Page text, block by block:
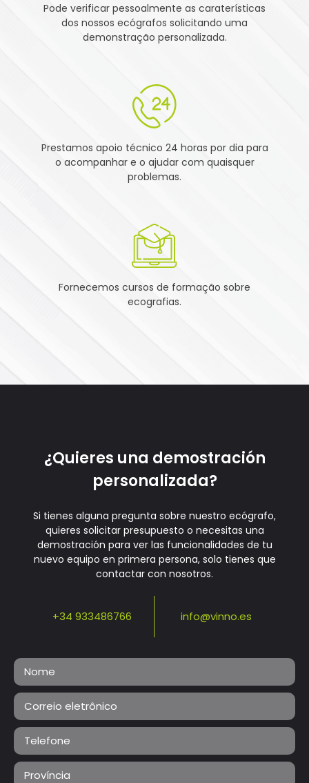
Pode verificar pessoalmente as caraterísticas
dos nossos ecógrafos solicitando uma
demonstração personalizada.
Prestamos apoio técnico 24 horas por dia para
o acompanhar e o ajudar com quaisquer
problemas.
Fornecemos cursos de formação sobre
ecografias.
¿Quieres una demostración
personalizada?
Si tienes alguna pregunta sobre nuestro ecógrafo,
quieres solicitar presupuesto o necesitas una
demostración para ver las funcionalidades de tu
nuevo equipo en primera persona, solo tienes que
contactar con nosotros.
+34 933486766 info@vinno.es